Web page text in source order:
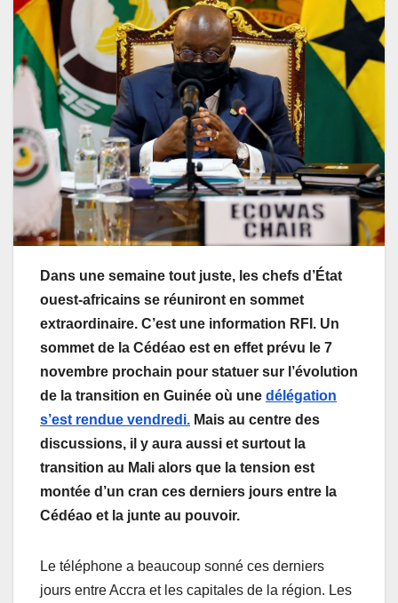
Dans une semaine tout juste, les chefs d’État
ouest-africains se réuniront en sommet
extraordinaire. C’est une information RFI. Un
sommet de la Cédéao est en effet prévu le 7
novembre prochain pour statuer sur l’évolution
de la transition en Guinée où une délégation
s’est rendue vendredi. Mais au centre des
discussions, il y aura aussi et surtout la
transition au Mali alors que la tension est
montée d’un cran ces derniers jours entre la
Cédéao et la junte au pouvoir.
Le téléphone a beaucoup sonné ces derniers
jours entre Accra et les capitales de la région. Les